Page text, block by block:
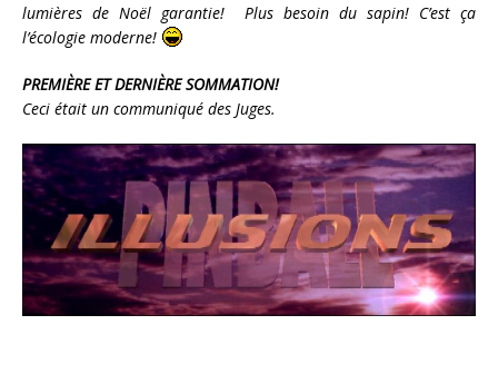
lumières de Noël garantie! Plus besoin du sapin! C’est ça
l’écologie moderne!
PREMIÈRE ET DERNIÈRE SOMMATION!
Ceci était un communiqué des Juges.